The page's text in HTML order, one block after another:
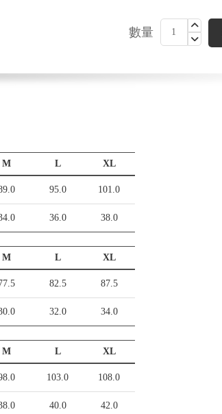
數量
M L XL
95.0 101.0
36.0 38.0
M L XL
82.5 87.5
32.0 34.0
M L XL
103.0 108.0
40.0 42.0